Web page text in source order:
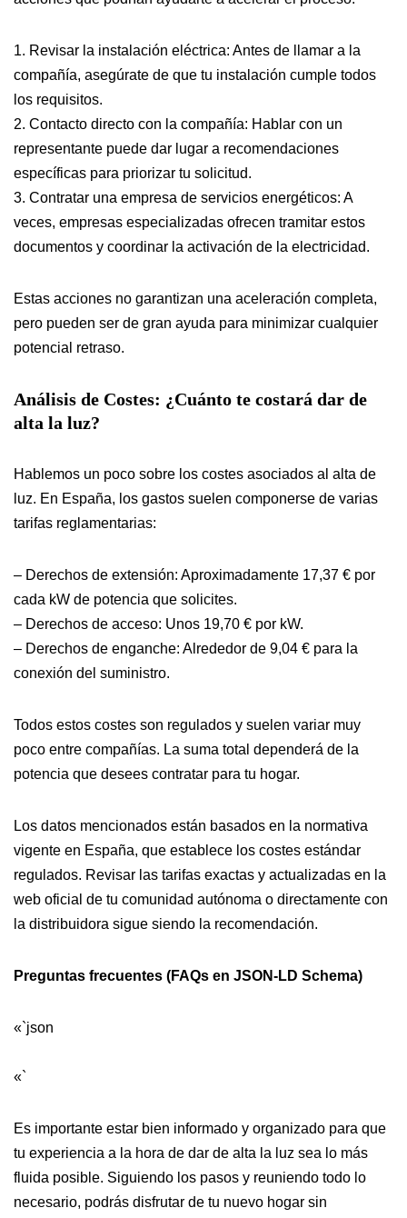
1. Revisar la instalación eléctrica: Antes de llamar a la
compañía, asegúrate de que tu instalación cumple todos
los requisitos.
2. Contacto directo con la compañía: Hablar con un
representante puede dar lugar a recomendaciones
específicas para priorizar tu solicitud.
3. Contratar una empresa de servicios energéticos: A
veces, empresas especializadas ofrecen tramitar estos
documentos y coordinar la activación de la electricidad.
Estas acciones no garantizan una aceleración completa,
pero pueden ser de gran ayuda para minimizar cualquier
potencial retraso.
Análisis de Costes: ¿Cuánto te costará dar de
alta la luz?
Hablemos un poco sobre los costes asociados al alta de
luz. En España, los gastos suelen componerse de varias
tarifas reglamentarias:
– Derechos de extensión: Aproximadamente 17,37 € por
cada kW de potencia que solicites.
– Derechos de acceso: Unos 19,70 € por kW.
– Derechos de enganche: Alrededor de 9,04 € para la
conexión del suministro.
Todos estos costes son regulados y suelen variar muy
poco entre compañías. La suma total dependerá de la
potencia que desees contratar para tu hogar.
Los datos mencionados están basados en la normativa
vigente en España, que establece los costes estándar
regulados. Revisar las tarifas exactas y actualizadas en la
web oficial de tu comunidad autónoma o directamente con
la distribuidora sigue siendo la recomendación.
Preguntas frecuentes (FAQs en JSON-LD Schema)
«`json
«`
Es importante estar bien informado y organizado para que
tu experiencia a la hora de dar de alta la luz sea lo más
fluida posible. Siguiendo los pasos y reuniendo todo lo
necesario, podrás disfrutar de tu nuevo hogar sin